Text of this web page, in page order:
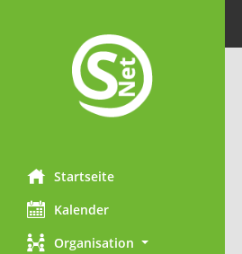
Startseite
Kalender
Organisation